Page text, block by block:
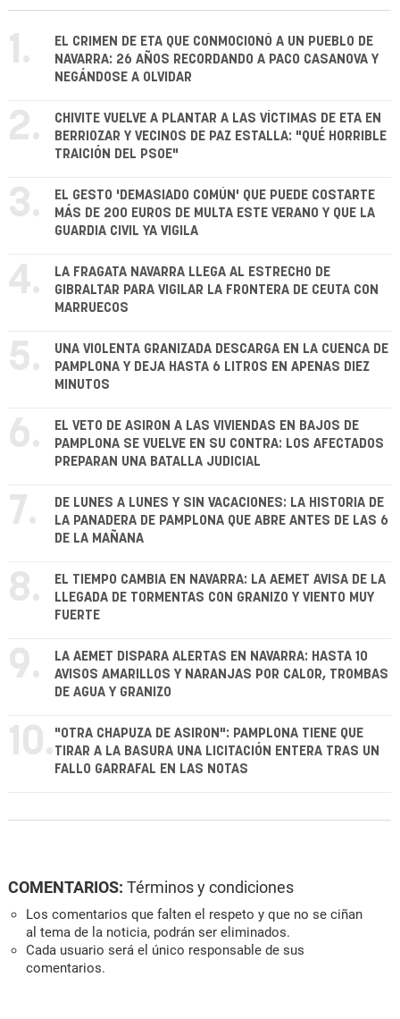
1.
EL CRIMEN DE ETA QUE CONMOCIONÓ A UN PUEBLO DE
NAVARRA: 26 AÑOS RECORDANDO A PACO CASANOVA Y
NEGÁNDOSE A OLVIDAR
2.
CHIVITE VUELVE A PLANTAR A LAS VÍCTIMAS DE ETA EN
BERRIOZAR Y VECINOS DE PAZ ESTALLA: "QUÉ HORRIBLE
TRAICIÓN DEL PSOE"
3.
EL GESTO 'DEMASIADO COMÚN' QUE PUEDE COSTARTE
MÁS DE 200 EUROS DE MULTA ESTE VERANO Y QUE LA
GUARDIA CIVIL YA VIGILA
4.
LA FRAGATA NAVARRA LLEGA AL ESTRECHO DE
GIBRALTAR PARA VIGILAR LA FRONTERA DE CEUTA CON
MARRUECOS
5.
UNA VIOLENTA GRANIZADA DESCARGA EN LA CUENCA DE
PAMPLONA Y DEJA HASTA 6 LITROS EN APENAS DIEZ
MINUTOS
6.
EL VETO DE ASIRON A LAS VIVIENDAS EN BAJOS DE
PAMPLONA SE VUELVE EN SU CONTRA: LOS AFECTADOS
PREPARAN UNA BATALLA JUDICIAL
7.
DE LUNES A LUNES Y SIN VACACIONES: LA HISTORIA DE
LA PANADERA DE PAMPLONA QUE ABRE ANTES DE LAS 6
DE LA MAÑANA
8.
EL TIEMPO CAMBIA EN NAVARRA: LA AEMET AVISA DE LA
LLEGADA DE TORMENTAS CON GRANIZO Y VIENTO MUY
FUERTE
9.
LA AEMET DISPARA ALERTAS EN NAVARRA: HASTA 10
AVISOS AMARILLOS Y NARANJAS POR CALOR, TROMBAS
DE AGUA Y GRANIZO
10. "OTRA CHAPUZA DE ASIRON": PAMPLONA TIENE QUE
TIRAR A LA BASURA UNA LICITACIÓN ENTERA TRAS UN
FALLO GARRAFAL EN LAS NOTAS
COMENTARIOS: Términos y condiciones
Los comentarios que falten el respeto y que no se ciñan
al tema de la noticia, podrán ser eliminados.
Cada usuario será el único responsable de sus
comentarios.